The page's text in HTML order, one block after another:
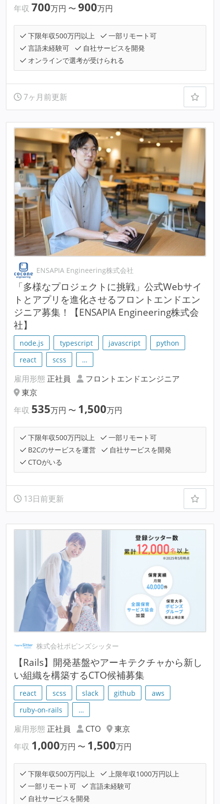
年収 700万円 〜 900万円
下限年収500万円以上
一部リモート可
言語未経験可
自社サービスを開発
オンラインで選考が受けられる
7ヶ月前更新
ENSAPIA Engineering株式会社
「多様なプロジェクトに挑戦」公式Webサイ
トとアプリを進化させるフロントエンドエン
ジニア募集！【ENSAPIA Engineering株式会
社】
node.js typescript javascript
python
react
scss …
雇用形態 正社員
フロントエンドエンジニア
東京
年収 535万円 〜 1,500万円
下限年収500万円以上
一部リモート可
B2Cのサービスを運営
自社サービスを開発
CTOがいる
13日前更新
株式会社ポピンズシッター
【Rails】開発基盤やアーキテクチャから新し
い組織を構築するCTO候補募集
react scss slack github
aws
ruby-on-rails
…
雇用形態 正社員 CTO
東京
年収 1,000万円 〜 1,500万円
下限年収500万円以上
上限年収1000万円以上
一部リモート可
言語未経験可
自社サービスを開発